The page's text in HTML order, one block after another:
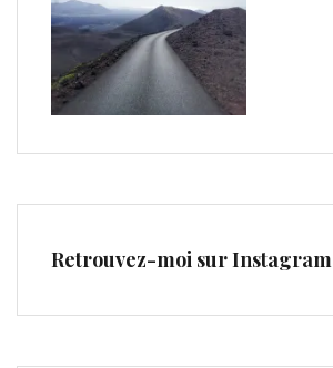
Retrouvez-moi sur Instagram